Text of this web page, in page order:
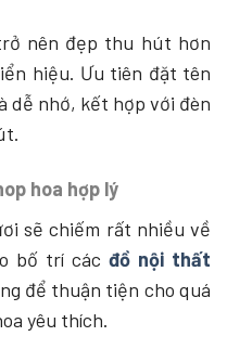
nên đẹp thu hút hơn
hiệu. Ưu tiên đặt tên
dễ nhớ, kết hợp với đèn
hoa hợp lý
sẽ chiếm rất nhiều về
bố trí các đồ nội thất
để thuận tiện cho quá
yêu thích.